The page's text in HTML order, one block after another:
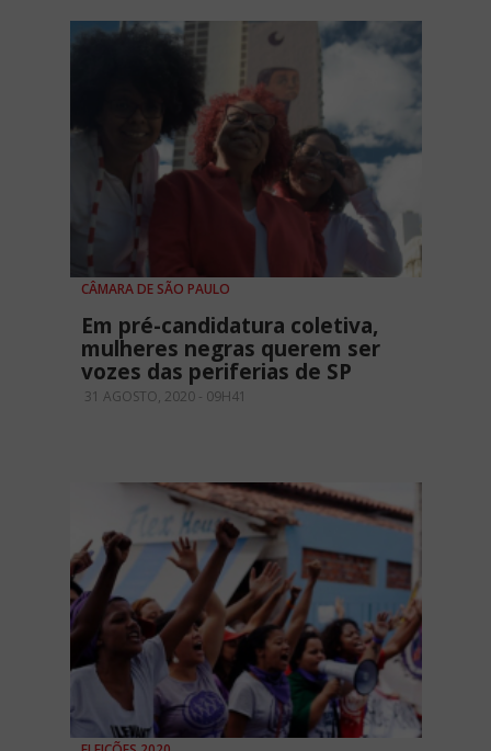
CÂMARA DE SÃO PAULO
Em pré-candidatura coletiva,
mulheres negras querem ser
vozes das periferias de SP
31 AGOSTO, 2020 - 09H41